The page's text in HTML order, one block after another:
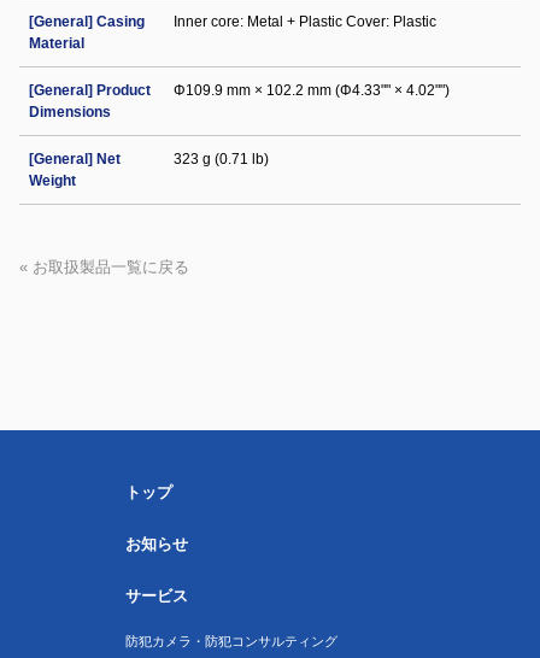
[General] Casing
Material
Inner core: Metal + Plastic Cover: Plastic
[General] Product
Dimensions
Φ109.9 mm × 102.2 mm (Φ4.33"" × 4.02"")
[General] Net
Weight
323 g (0.71 lb)
« お取扱製品一覧に戻る
トップ
お知らせ
サービス
防犯カメラ・防犯コンサルティング